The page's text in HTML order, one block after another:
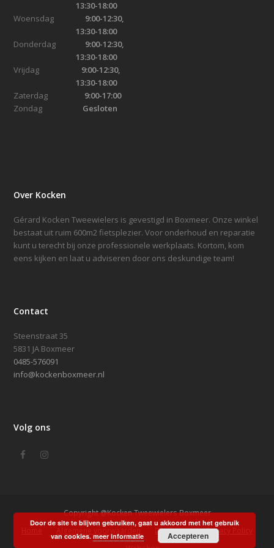
13:30-18:00
Woensdag
9:00-12:30,
13:30-18:00
Donderdag 9:00-12:30,
13:30-18:00
Vrijdag 9:00-12:30,
13:30-18:00
Zaterdag 9:00-17:00
Zondag Gesloten
Over Kocken
Gérard Kocken Tweewielers is gevestigd in Boxmeer. Onze winkel
bestaat uit ruim 600m2 fietsplezier. Voor onderhoud en reparatie
kunt u terecht bij onze professionele werkplaats. Kortom, kom
eens kijken en laat u adviseren door ons deskundige team!
Contact
Steenstraat 35
5831 JA Boxmeer
0485-576091
info@kockenboxmeer.nl
Volg ons
FacebookInstagram
Copyright @Kocken Tweewielers Boxmeer
Algemene voorwaarden Disclaimer
Privacy Policy
Door de site te blijven gebruiken, gaat u akkoord met het gebruik
van cookies. meer informatie Accepteren